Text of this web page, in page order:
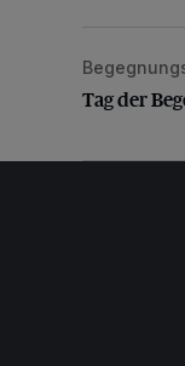
Tag der
Tag der